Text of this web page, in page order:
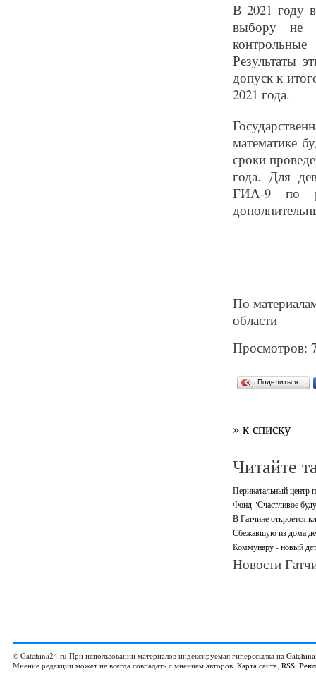
В 2021 году
выбору не
Результаты
допуск к
2021 года.
математике
сроки
года. Для
ГИА-9 по
По
области
Просмотров:
Поделиться…
» к списку
Читайте
Перинатальный центр
Фонд "Счастливое
В Гатчине откроется
Сбежавшую из дома
Коммунару - новый
Новости
© Gatchina24.ru При использовании материалов индексируемая гиперссылка на
Мнение редакции может не всегда совпадать с мнением авторов. Карта сайта, RSS,